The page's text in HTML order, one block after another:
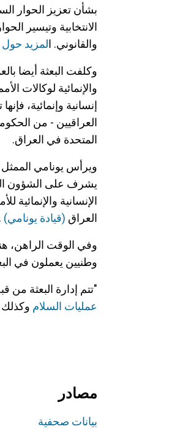
بشأن تعزيز الحوار
الانتخابية وتيسير
والقانوني. المزيد
وكلفت البعثة أيضا
والإنمائية لوكالات
إنسانية وإنمائية،
العراقيين - من
المتحدة في العراق.
ويرأس يونامي الممثل
يشرف على الشؤون
الإنسانية
العراق (قيادة يونامي) .
وطنيين يعملون في
"تتم إدارة البعثة من
عمليات السلام وكذلك
مصادر
بيانات صحفية